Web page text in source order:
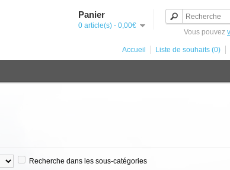
Panier
0 article(s) - 0,00€
Vous pouvez
Accueil Liste de souhaits (0)
Recherche dans les sous-catégories